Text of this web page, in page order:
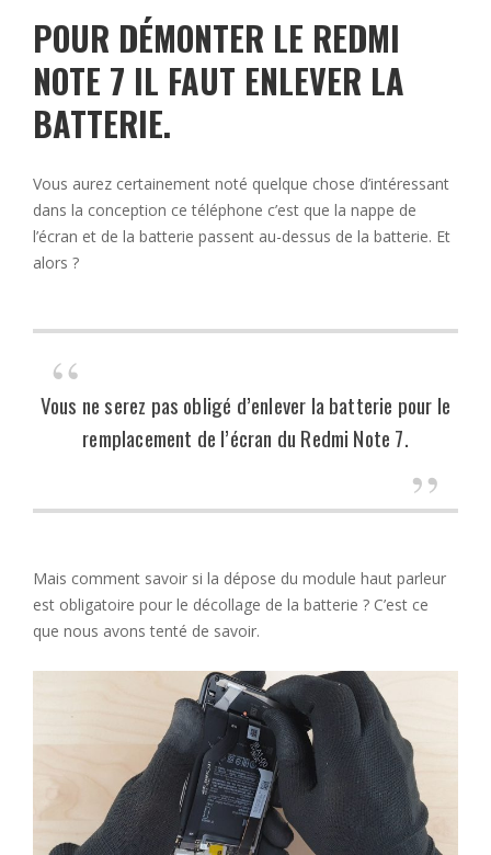
POUR DÉMONTER LE REDMI
NOTE 7 IL FAUT ENLEVER LA
BATTERIE.
Vous aurez certainement noté quelque chose d’intéressant
dans la conception ce téléphone c’est que la nappe de
l’écran et de la batterie passent au-dessus de la batterie. Et
alors ?
Vous ne serez pas obligé d’enlever la batterie pour le
remplacement de l’écran du Redmi Note 7.
Mais comment savoir si la dépose du module haut parleur
est obligatoire pour le décollage de la batterie ? C’est ce
que nous avons tenté de savoir.